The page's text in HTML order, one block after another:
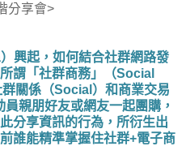
分享會>
興起，如何結合社群網路發
謂「社群商務」（Social
關係（Social）和商業交易
親朋好友或網友一起團購，
分享資訊的行為，所衍生出
誰能精準掌握住社群+電子商